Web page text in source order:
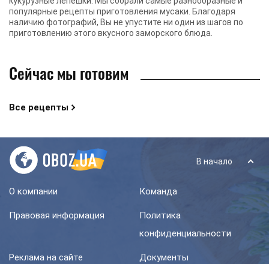
популярные рецепты приготовления мусаки. Благодаря
наличию фотографий, Вы не упустите ни один из шагов по
приготовлению этого вкусного заморского блюда.
Сейчас мы готовим
Все рецепты
В начало
О компании Команда
Правовая информация
Политика
конфиденциальности
Реклама на сайте Документы